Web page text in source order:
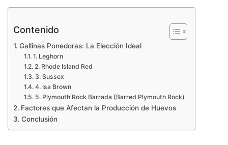
Contenido
Gallinas Ponedoras: La Elección Ideal
1. Leghorn
2. Rhode Island Red
3. Sussex
4. Isa Brown
5. Plymouth Rock Barrada (Barred Plymouth Rock)
Factores que Afectan la Producción de Huevos
Conclusión